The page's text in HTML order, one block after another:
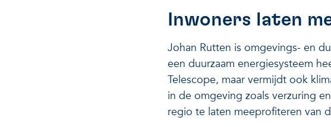
Inwoners laten
Johan Rutten is omgevings- en
een duurzaam energiesysteem
Telescope, maar vermijdt ook
in de omgeving zoals verzuring
regio te laten meeprofiteren van